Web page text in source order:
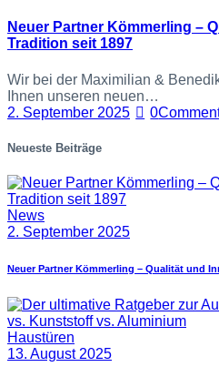
Neuer Partner Kömmerling –
Tradition seit 1897
Wir bei der Maximilian &
Ihnen unseren neuen…
2. September 2025
0
Neueste Beiträge
News
2. September 2025
Neuer Partner Kömmerling – Qualität und
Haustüren
13. August 2025